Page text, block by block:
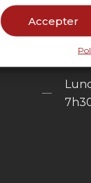
Accepter
0262